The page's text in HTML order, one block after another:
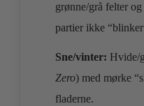
grønne/grå felter
partier ikke
Sne/vinter: Hvide/
Zero) med mørke
fladerne.